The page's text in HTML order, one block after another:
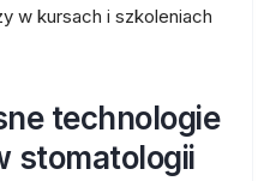
w kursach i szkoleniach
technologie
stomatologii